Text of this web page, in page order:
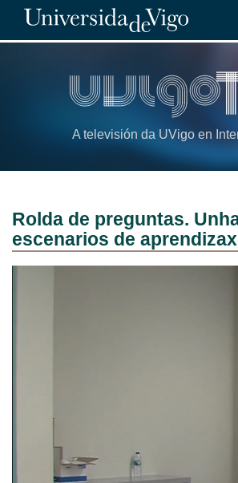
A televisión da UVigo en
Rolda de preguntas.
escenarios de